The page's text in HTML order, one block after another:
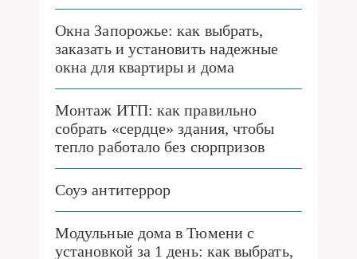
Окна Запорожье: как выбрать,
заказать и установить надежные
окна для квартиры и дома
Монтаж ИТП: как правильно
собрать «сердце» здания, чтобы
тепло работало без сюрпризов
Соуэ антитеррор
Модульные дома в Тюмени с
установкой за 1 день: как выбрать,